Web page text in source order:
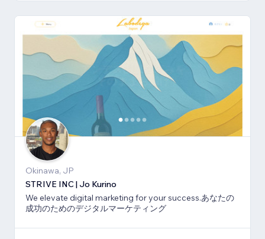
Okinawa, JP
STRIVE INC | Jo Kurino
We elevate digital marketing for your success.あなたの
成功のためのデジタルマーケティング